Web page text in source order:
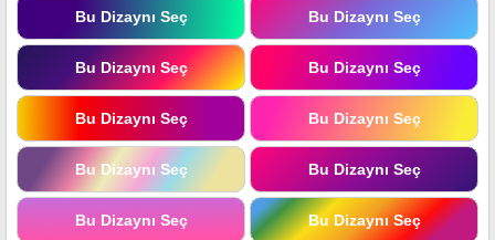
Bu Dizaynı Seç Bu Dizaynı Seç
Bu Dizaynı Seç Bu Dizaynı Seç
Bu Dizaynı Seç Bu Dizaynı Seç
Bu Dizaynı Seç Bu Dizaynı Seç
Bu Dizaynı Seç Bu Dizaynı Seç